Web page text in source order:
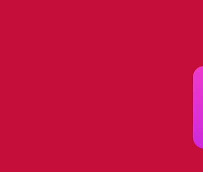
Газоэлектрическая
что придает ей
60 см в глубину и 85 см в
Варочная
Варочная поверхность